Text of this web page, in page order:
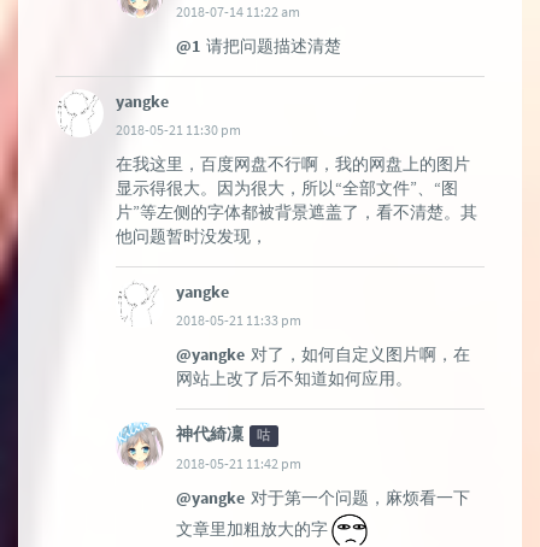
2018-07-14 11:22 am
@1 请把问题描述清楚
yangke
2018-05-21 11:30 pm
在我这里，百度网盘不行啊，我的网盘上的图片
显示得很大。因为很大，所以“全部文件”、“图
片”等左侧的字体都被背景遮盖了，看不清楚。其
他问题暂时没发现，
yangke
2018-05-21 11:33 pm
@yangke 对了，如何自定义图片啊，在
网站上改了后不知道如何应用。
神代綺凜 咕
2018-05-21 11:42 pm
@yangke 对于第一个问题，麻烦看一下
文章里加粗放大的字